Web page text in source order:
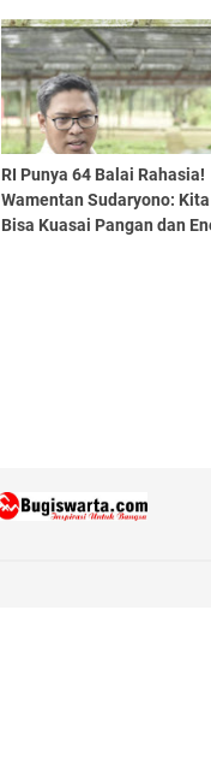
RI Punya 64 Balai Rahasia!
Wamentan Sudaryono: Kita
Bisa Kuasai Pangan dan